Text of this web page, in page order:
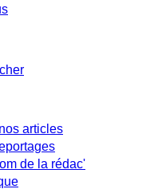
articles
de la rédac'